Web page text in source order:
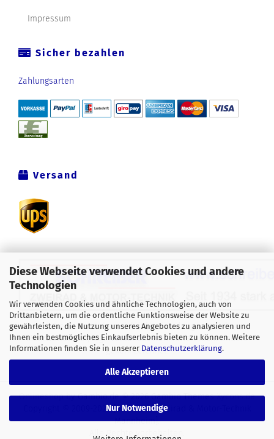
Diese Webseite verwendet Cookies und andere
Technologien
Wir verwenden Cookies und ähnliche Technologien, auch von
Drittanbietern, um die ordentliche Funktionsweise der Website zu
gewährleisten, die Nutzung unseres Angebotes zu analysieren und
Ihnen ein bestmögliches Einkaufserlebnis bieten zu können. Weitere
Informationen finden Sie in unserer Datenschutzerklärung.
Alle Akzeptieren
Nur Notwendige
Impressum
Sicher bezahlen
Zahlungsarten
Versand
Alle Preise verstehen sich inklusive der gesetzlichen
Mehrwertsteuer, zzgl.Versandkostensoweit nicht anders
gekennzeichnet.
Onlineshopby Gambio.de © 2026 Gambio ThemesXycons.de
Copyright © 2009-2024 [Schreiber Zweirad & Motor-Technik
Mannheim].
Alle Rechte vorbehalten.